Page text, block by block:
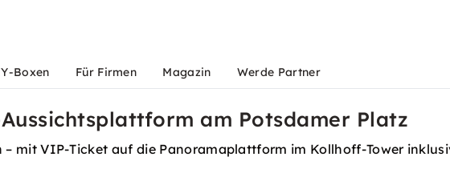
Boxen Für Firmen Magazin Werde Partner
am Potsdamer Platz
– mit VIP-Ticket auf die Panoramaplattform im Kollhoff-Tower